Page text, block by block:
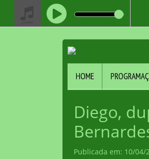
HOME
Diego,
Publicada em: 10/04/